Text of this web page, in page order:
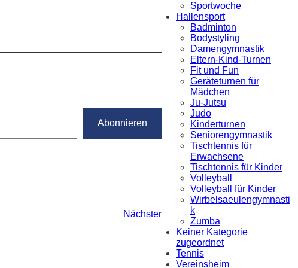
Abonnieren
Nächster
Sportwoche
Hallensport
Badminton
Bodystyling
Damengymnastik
Eltern-Kind-Turnen
Fit und Fun
Geräteturnen für
Mädchen
Ju-Jutsu
Judo
Kinderturnen
Seniorengymnastik
Tischtennis für
Erwachsene
Tischtennis für Kinder
Volleyball
Volleyball für Kinder
Wirbelsaeulengymnasti
k
Zumba
Keiner Kategorie
zugeordnet
Tennis
Vereinsheim